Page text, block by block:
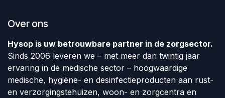
Over ons
Hysop is uw betrouwbare partner in de zorgsector.
Sinds 2006 leveren we – met meer dan twintig jaar
ervaring in de medische sector – hoogwaardige
medische, hygiëne- en desinfectieproducten aan rust-
en verzorgingstehuizen, woon- en zorgcentra en